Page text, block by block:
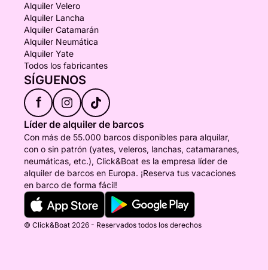
Alquiler Velero
Alquiler Lancha
Alquiler Catamarán
Alquiler Neumática
Alquiler Yate
Todos los fabricantes
SÍGUENOS
f
Líder de alquiler de barcos
Con más de 55.000 barcos disponibles para alquilar,
con o sin patrón (yates, veleros, lanchas, catamaranes,
neumáticas, etc.), Click&Boat es la empresa líder de
alquiler de barcos en Europa. ¡Reserva tus vacaciones
en barco de forma fácil!
© Click&Boat 2026 - Reservados todos los derechos